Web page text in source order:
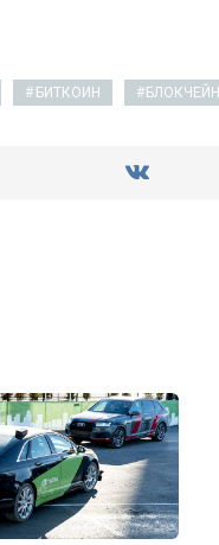
БИТКОИН БЛОКЧЕЙН